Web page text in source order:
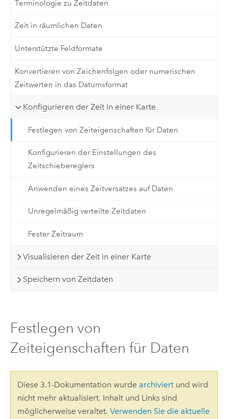
Terminologie zu Zeitdaten
Zeit in räumlichen Daten
Unterstützte Feldformate
Konvertieren von Zeichenfolgen oder numerischen
Zeitwerten in das Datumsformat
Konfigurieren der Zeit in einer Karte
Festlegen von Zeiteigenschaften für Daten
Konfigurieren der Einstellungen des
Zeitschiebereglers
Anwenden eines Zeitversatzes auf Daten
Unregelmäßig verteilte Zeitdaten
Fester Zeitraum
Visualisieren der Zeit in einer Karte
Speichern von Zeitdaten
Festlegen von
Zeiteigenschaften für Daten
Diese 3.1-Dokumentation wurde archiviertund wird
nicht mehr aktualisiert. Inhalt und Links sind
möglicherweise veraltet. Verwenden Sie die aktuelle